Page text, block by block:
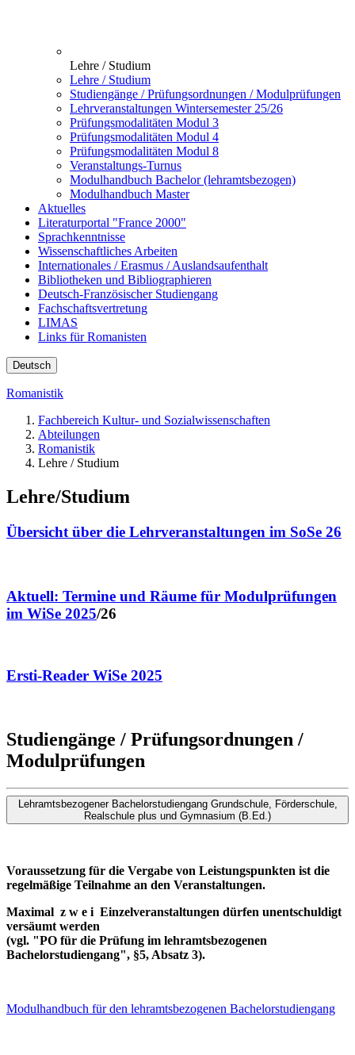
Lehre / Studium
Lehre / Studium
Studiengänge / Prüfungsordnungen / Modulprüfungen
Lehrveranstaltungen Wintersemester 25/26
Prüfungsmodalitäten Modul 3
Prüfungsmodalitäten Modul 4
Prüfungsmodalitäten Modul 8
Veranstaltungs-Turnus
Modulhandbuch Bachelor (lehramtsbezogen)
Modulhandbuch Master
Aktuelles
Literaturportal "France 2000"
Sprachkenntnisse
Wissenschaftliches Arbeiten
Internationales / Erasmus / Auslandsaufenthalt
Bibliotheken und Bibliographieren
Deutsch-Französischer Studiengang
Fachschaftsvertretung
LIMAS
Links für Romanisten
Deutsch
Romanistik
Fachbereich Kultur- und Sozialwissenschaften
Abteilungen
Romanistik
Lehre / Studium
Lehre/Studium
Übersicht über die Lehrveranstaltungen im SoSe 26
Aktuell: Termine und Räume für Modulprüfungen
im WiSe 2025/26
Ersti-Reader WiSe 2025
Studiengänge / Prüfungsordnungen /
Modulprüfungen
Lehramtsbezogener Bachelorstudiengang Grundschule, Förderschule,
Realschule plus und Gymnasium (B.Ed.)
Voraussetzung für die Vergabe von Leistungspunkten ist die
regelmäßige Teilnahme an den Veranstaltungen.
Maximal z w e i Einzelveranstaltungen dürfen unentschuldigt
versäumt werden
(vgl. "PO für die Prüfung im lehramtsbezogenen
Bachelorstudiengang", §5, Absatz 3).
Modulhandbuch für den lehramtsbezogenen Bachelorstudiengang